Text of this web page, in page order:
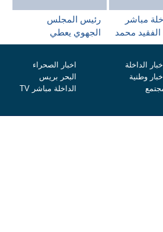
مباشر
الفقيد محمد
رحمه الله
رئيس المجلس
الجهوي يعطي
الإنطلاقة الرسمية
لنساء الجنوب إلى
المركز الحدودي
الداخلة اخبار الصحراء
وطنية البحر بريس
الداخلة مباشر TV